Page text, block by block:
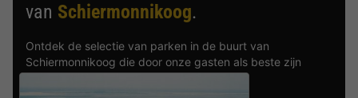
van Schiermonnikoog.
Ontdek de selectie van parken in de buurt van
Schiermonnikoog die door onze gasten als beste zijn